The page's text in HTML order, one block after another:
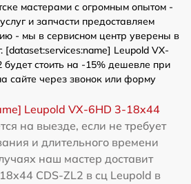
мастерами с огромным опытом -
и запчасти предоставляем
- мы в сервисном центр уверены в
[dataset:services:name] Leupold VX-
стоить на -15% дешевле при
сайте через звонок или форму
Leupold VX-6HD 3-18x44
на выезде, если не требует
и длительного времени
наш мастер доставит
CDS-ZL2 в сц Leupold в